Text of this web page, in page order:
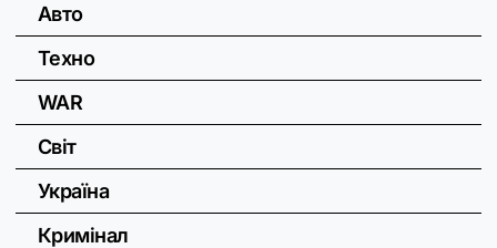
Авто
Техно
WAR
Світ
Україна
Кримінал